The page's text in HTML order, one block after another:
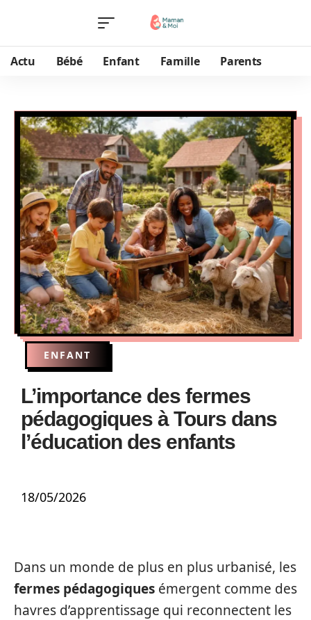
Actu Bébé Enfant Famille Parents
ENFANT
L’importance des fermes
pédagogiques à Tours dans
l’éducation des enfants
18/05/2026
Dans un monde de plus en plus urbanisé, les
fermes pédagogiques émergent comme des
havres d’apprentissage qui reconnectent les